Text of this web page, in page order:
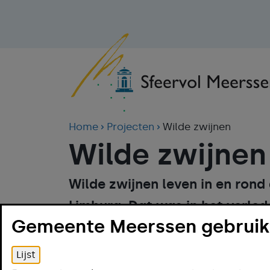
Home Projecten Wilde zwijnen
Wilde zwijnen
Wilde zwijnen leven in en
Limburg. Dat was in het
toekomst zullen mens en dier
Gemeente Meerssen
Lijst